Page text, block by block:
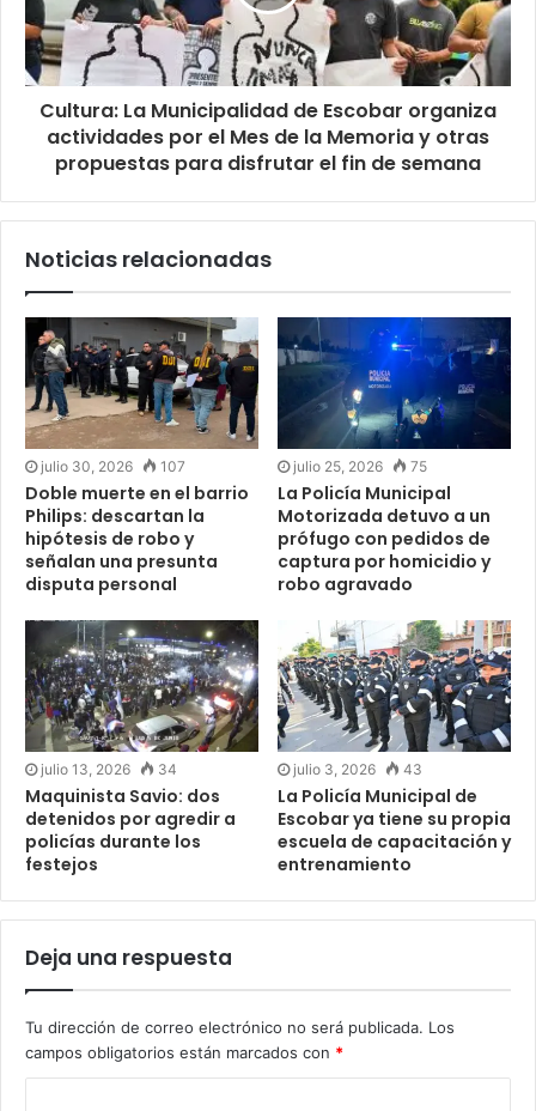
Cultura: La Municipalidad de Escobar organiza
actividades por el Mes de la Memoria y otras
propuestas para disfrutar el fin de semana
Noticias relacionadas
julio 30, 2026 107
Doble muerte en el barrio
Philips: descartan la
hipótesis de robo y
señalan una presunta
disputa personal
julio 25, 2026 75
La Policía Municipal
Motorizada detuvo a un
prófugo con pedidos de
captura por homicidio y
robo agravado
julio 13, 2026 34
Maquinista Savio: dos
detenidos por agredir a
policías durante los
festejos
julio 3, 2026 43
La Policía Municipal de
Escobar ya tiene su propia
escuela de capacitación y
entrenamiento
Deja una respuesta
Tu dirección de correo electrónico no será publicada. Los
campos obligatorios están marcados con *